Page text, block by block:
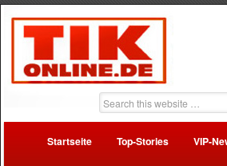
Startseite Top-Stories VIP-